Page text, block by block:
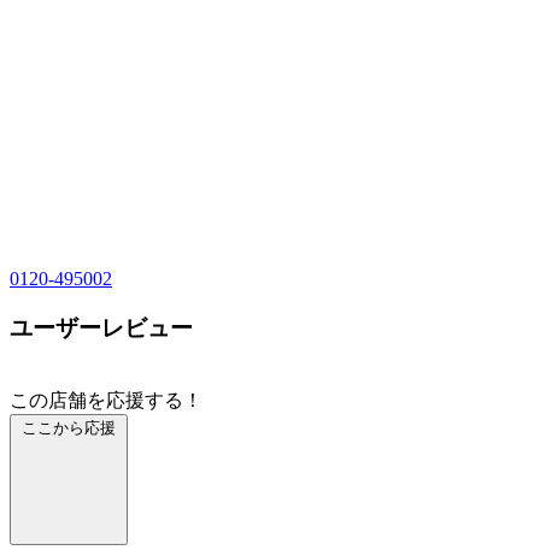
0120-495002
ユーザーレビュー
この店舗を応援する！
ここから応援